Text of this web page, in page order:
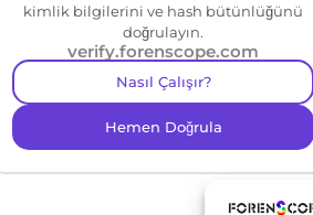
kimlik bilgilerini ve hash bütünlüğünü
doğrulayın.
verify.forenscope.com
Nasıl Çalışır?
Hemen Doğrula